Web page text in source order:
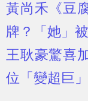
黃尚禾《豆
牌？「她」
王耿豪驚喜
位「變超巨